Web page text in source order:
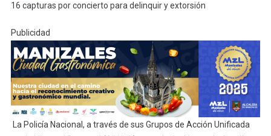
16 capturas por concierto para delinquir y extorsión
Publicidad
La Policía Nacional, a través de sus Grupos de Acción Unificada